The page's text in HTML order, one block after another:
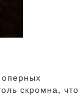
скромна, что